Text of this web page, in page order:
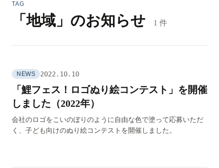
TAG
「地域」のお知らせ 1 件
NEWS 2022.10.10
「鯉フェス！ロゴぬり絵コンテスト」を開催
しました（2022年）
会社のロゴをこいのぼりのように自由な色で塗って応募いただ
く、子ども向けのぬり絵コンテストを開催しました。